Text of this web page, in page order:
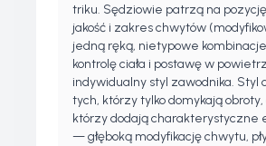
triku. Sędziowie patrzą na pozycję
jakość i zakres chwytów
jedną ręką, nietypowe
kontrolę ciała i postawę w
indywidualny styl zawodnika. Styl
tych, którzy tylko domykają obroty,
którzy dodają charakterystyczne
— głęboką modyfikację chwytu,